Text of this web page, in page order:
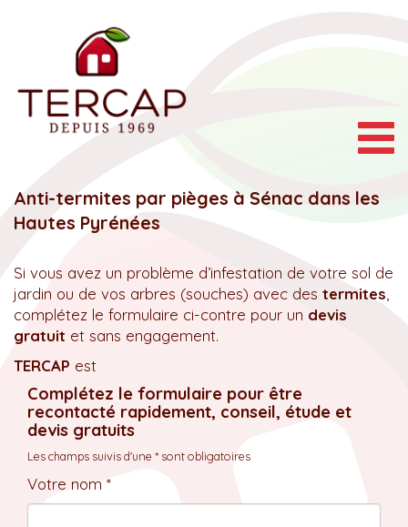
Anti-termites par pièges à Sénac dans les
Hautes Pyrénées
Si vous avez un problème d’infestation de votre sol de
jardin ou de vos arbres (souches) avec des termites
complétez le formulaire ci-contre pour un devis
gratuit et sans engagement.
TERCAP est
Complétez le formulaire pour être
recontacté rapidement, conseil, étude et
devis gratuits
Les champs suivis d'une * sont obligatoires
Votre nom *